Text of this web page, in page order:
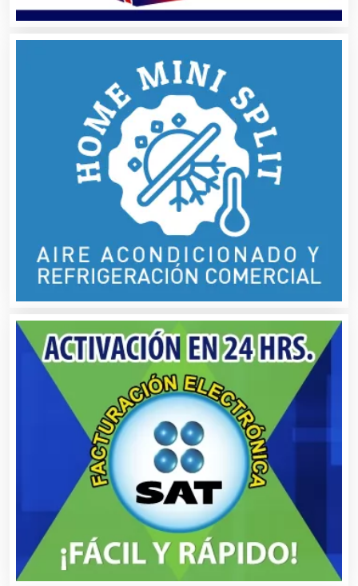
Asesoría Fiscal
Asociaciones Civiles
Asociaciones Empresariales
Audio, Sonido e Iluminación
Audios para Eventos
Autobuses
Automatización
Automóviles Nuevos y Usados
Autopartes Eléctricas